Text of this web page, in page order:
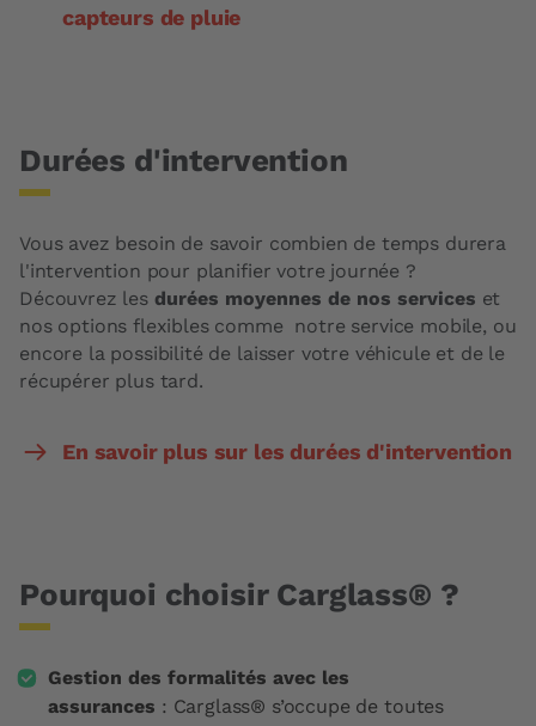
capteurs de pluie
Durées d'intervention
Vous avez besoin de savoir combien de temps durera
l'intervention pour planifier votre journée ?
Découvrez les durées moyennes de nos services et
nos options flexibles comme notre service mobile, ou
encore la possibilité de laisser votre véhicule et de le
récupérer plus tard.
En savoir plus sur les durées d'intervention
Pourquoi choisir Carglass® ?
Gestion des formalités avec les
assurances : Carglass® s’occupe de toutes